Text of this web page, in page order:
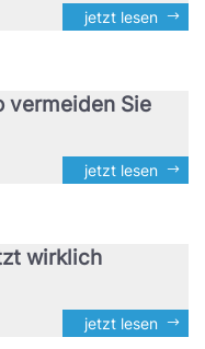
jetzt lesen
vermeiden Sie
jetzt lesen
wirklich
jetzt lesen